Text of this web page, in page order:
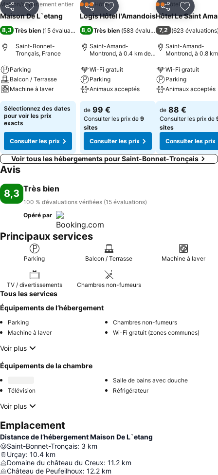
PartagerAjouter à mes favoris
Maison/appartement entier
Maison De L`etang
8,3 Très bien (15 évaluations)
Saint-Bonnet-
Tronçais, France
Parking
Balcon / Terrasse
Machine à laver
Sélectionnez des dates
pour voir les prix
exacts
Consulter les prix
PartagerAjouter à mes favoris
3 ÉtoilesHôtel
Logis Hôtel l'Amandois
8,0 Très bien (583 évaluations)
Saint-Amand-
Montrond, à 0.4 km de :
Wi-Fi gratuit
Parking
Animaux acceptés
de 99 €
Consulter les prix de 9
sites
Consulter les prix
PartagerAjouter
2 Étoiles
Hôtel
Hôtel Le Saint
7,2 (623 évaluations
Saint-Amand-
Montrond, à 0.8
Wi-Fi gratuit
Parking
Animaux acceptés
de 88 €
Consulter les prix de
sites
Consulter les prix
Voir tous les hébergements pour Saint-Bonnet-Tronçais
Avis
8,3 Très bien
100 % d’évaluations vérifiées (15 évaluations)
Opéré par
Principaux services
Parking Balcon / Terrasse Machine à laver
TV / divertissements Chambres non-fumeurs
Tous les services
Équipements de l’hébergement
Parking
Chambres non-fumeurs
Machine à laver
Wi-Fi gratuit (zones communes)
Voir plus
Équipements de la chambre
Salle de bains avec douche
Télévision
Réfrigérateur
Voir plus
Emplacement
Distance de l’hébergement Maison De L`etang
Saint-Bonnet-Tronçais: 3 km
Urçay: 10.4 km
Domaine du château du Creux: 11.2 km
Château de Peufeilhoux: 12.2 km